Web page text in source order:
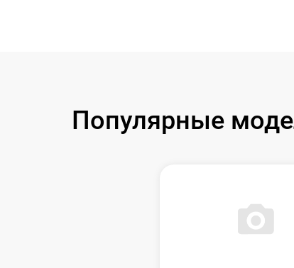
Популярные